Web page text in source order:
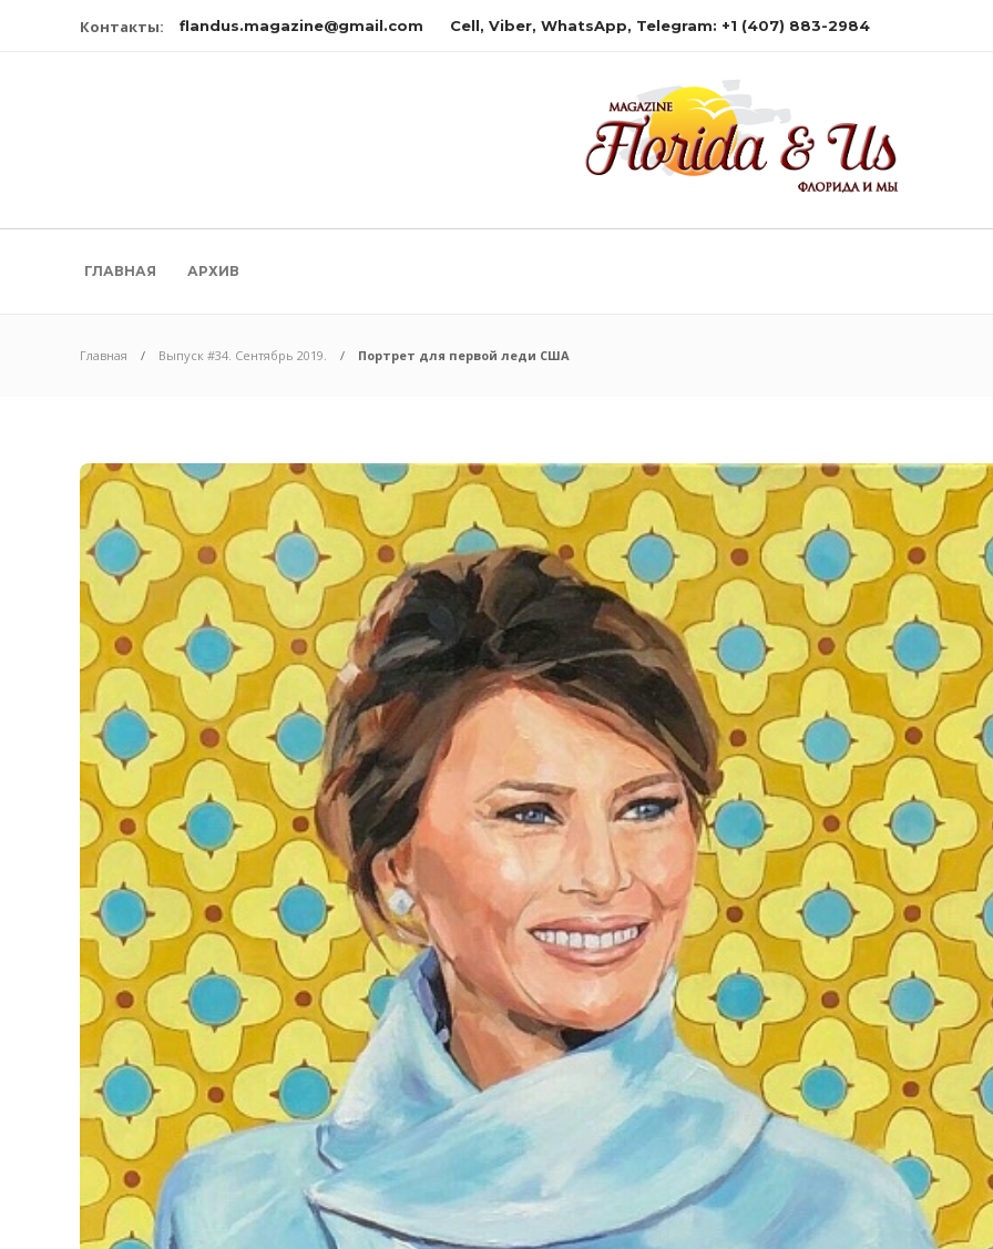
Контакты: flandus.magazine@gmail.com Cell, Viber, WhatsApp, Telegram: +1 (407) 883-2984
ГЛАВНАЯ АРХИВ
Главная Выпуск #34. Сентябрь 2019. Портрет для первой леди США